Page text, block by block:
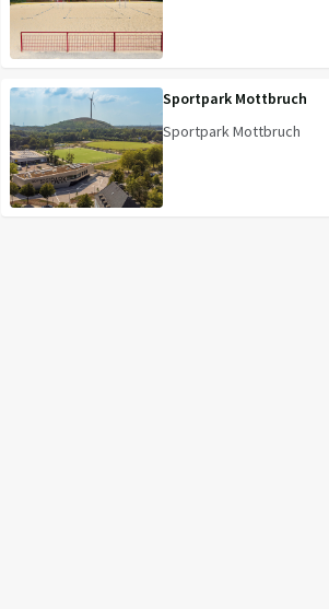
Sportpark Mottbruch
Sportpark Mottbruch